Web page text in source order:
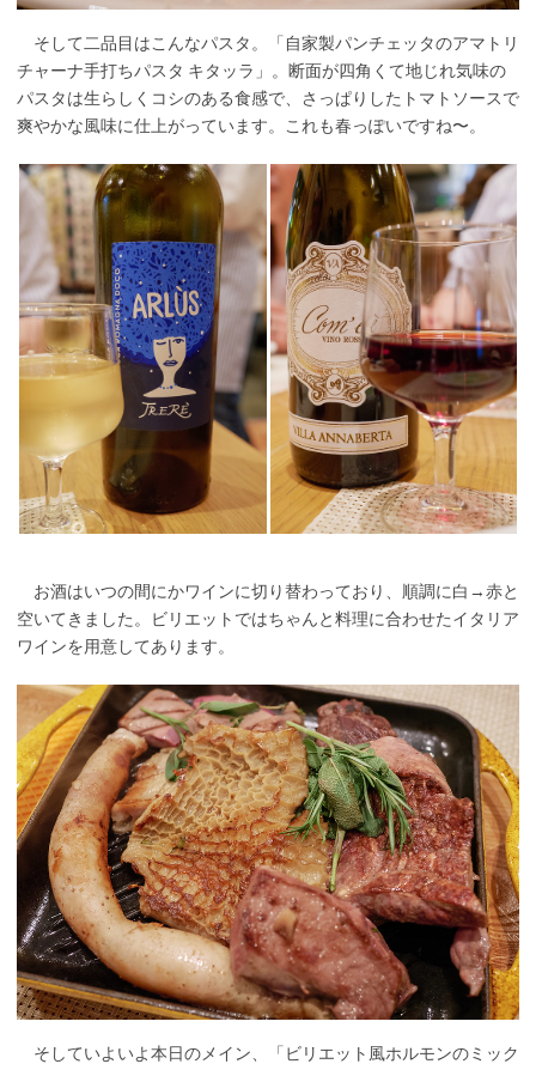
そして二品目はこんなパスタ。「自家製パンチェッタのアマトリ
チャーナ手打ちパスタ キタッラ」。断面が四角くて地じれ気味の
パスタは生らしくコシのある食感で、さっぱりしたトマトソースで
爽やかな風味に仕上がっています。これも春っぽいですね〜。
お酒はいつの間にかワインに切り替わっており、順調に白→赤と
空いてきました。ビリエットではちゃんと料理に合わせたイタリア
ワインを用意してあります。
そしていよいよ本日のメイン、「ビリエット風ホルモンのミック